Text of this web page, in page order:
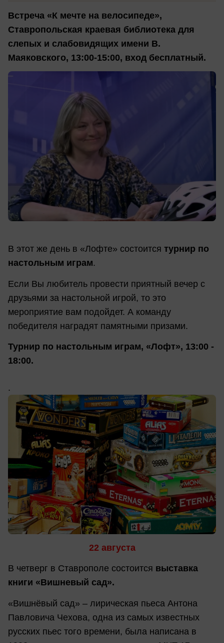
Встреча «К мечте на велосипеде»,
Ставропольская краевая библиотека для
слепых и слабовидящих имени В.
Маяковского, 13:00-15:00, вход бесплатный.
В этот же день в «Лофте» состоится турнир по
настольным играм.
Если Вы любитель провести приятный вечер с
друзьями за настольной игрой, то это
мероприятие вам подойдет. А команду
победителя наградят памятными призами.
Турнир по настольным играм, «Лофт», 13:00 -
18:00.
.
22 августа
В четверг в Ставрополе состоится выставка
книги «Вишневый сад».
«Вишнёвый сад» – лирическая пьеса Антона
Павловича Чехова, одна из самых известных
русских пьес того времени, была написана в